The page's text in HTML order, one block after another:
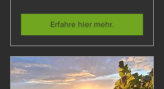
Erfahre hier mehr.